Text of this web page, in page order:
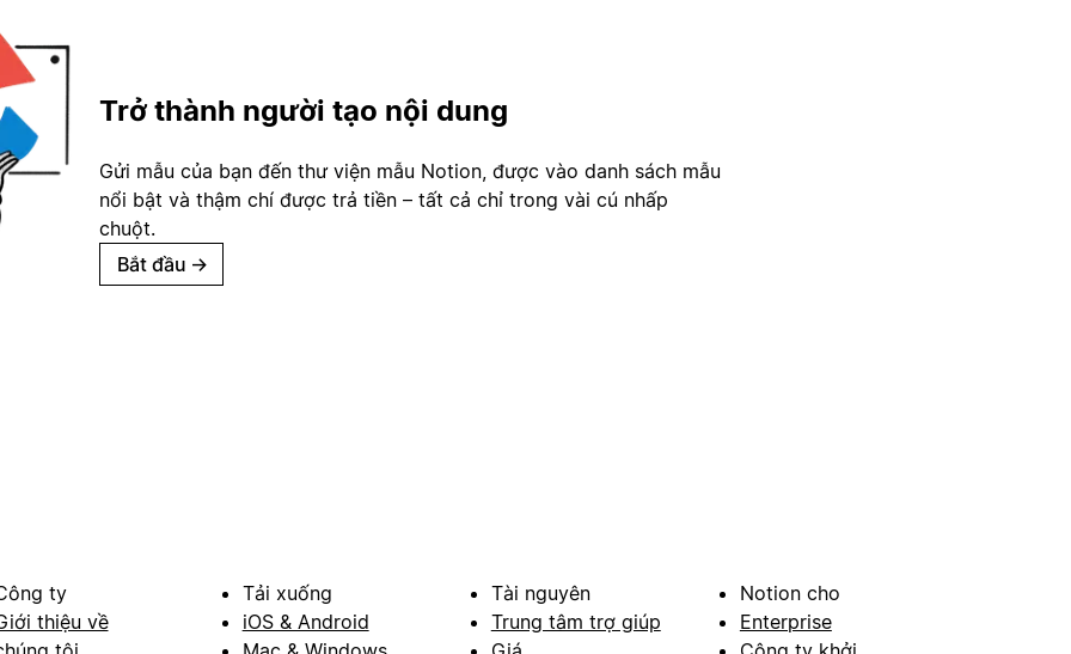
Trở thành người tạo nội dung
Gửi mẫu của bạn đến thư viện mẫu Notion, được vào danh sách mẫu
nổi bật và thậm chí được trả tiền – tất cả chỉ trong vài cú nhấp
chuột.
Bắt đầu →
ty
thiệu về
Tải xuống
iOS & Android
Tài nguyên
Trung tâm trợ giúp
Notion cho
Enterprise